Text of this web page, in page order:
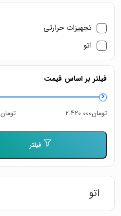
تجهیزات حرارتی
اتو
فیلتر بر اساس قیمت
حداقل
قیمت
حداکثر
قیمت
فیلتر
تومان2.420.000 تومان5.200.000
اتو